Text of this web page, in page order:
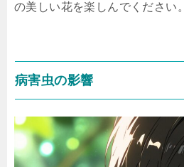
の美しい花を楽しんでください。
病害虫の影響